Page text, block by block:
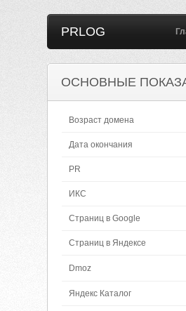
PRLOG
ОСНОВНЫЕ
Возраст домена
Дата окончания
PR
ИКС
Страниц в Google
Страниц в Яндексе
Dmoz
Яндекс Каталог